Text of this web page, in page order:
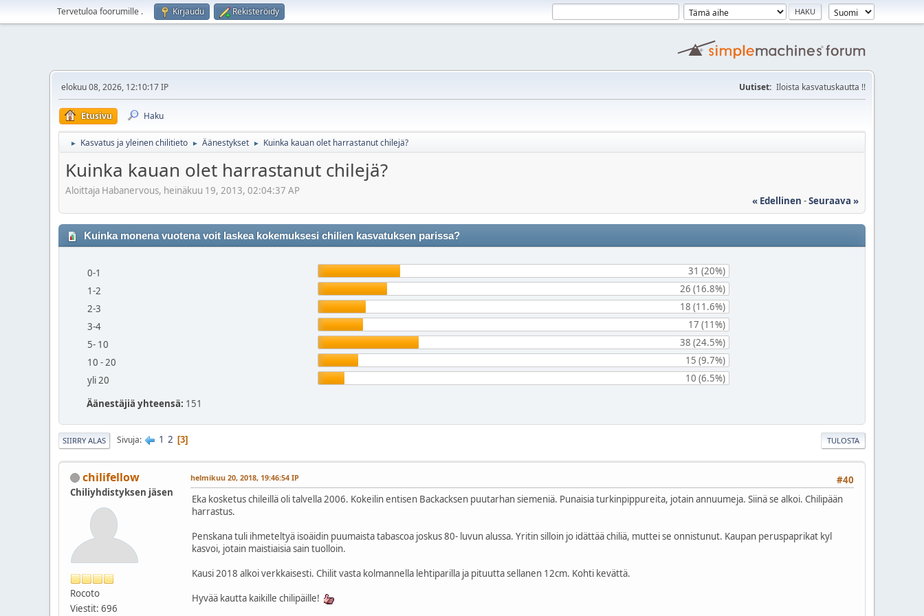
Tervetuloa foorumille . Kirjaudu Rekisteröidy
elokuu 08, 2026, 12:10:17 IP Uutiset: Iloista kasvatuskautta !!
Etusivu Haku
► Kasvatus ja yleinen chilitieto ► Äänestykset ► Kuinka kauan olet harrastanut chilejä?
Kuinka kauan olet harrastanut chilejä?
Aloittaja Habanervous, heinäkuu 19, 2013, 02:04:37 AP
« Edellinen -Seuraava »
Kuinka monena vuotena voit laskea kokemuksesi chilien kasvatuksen parissa?
0-1
31 (20%)
1-2
26 (16.8%)
2-3
18 (11.6%)
3-4
17 (11%)
5- 10
38 (24.5%)
10 - 20
15 (9.7%)
yli 20
10 (6.5%)
Äänestäjiä yhteensä: 151
TULOSTA
SIIRRY ALAS Sivuja 1 2 3
chilifellow
Chiliyhdistyksen jäsen
Rocoto
Viestit: 696
#40
helmikuu 20, 2018, 19:46:54 IP
Eka kosketus chileillä oli talvella 2006. Kokeilin entisen Backacksen puutarhan siemeniä. Punaisia turkinpippureita, jotain annuumeja. Siinä se alkoi. Chilipään
harrastus.
Penskana tuli ihmeteltyä isoäidin puumaista tabascoa joskus 80- luvun alussa. Yritin silloin jo idättää chiliä, muttei se onnistunut. Kaupan peruspaprikat kyl
kasvoi, jotain maistiaisia sain tuolloin.
Kausi 2018 alkoi verkkaisesti. Chilit vasta kolmannella lehtiparilla ja pituutta sellanen 12cm. Kohti kevättä.
Hyvää kautta kaikille chilipäille!